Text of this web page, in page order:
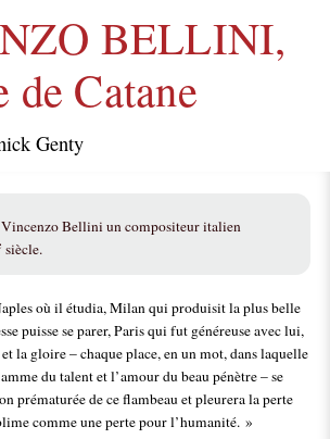
BELLINI,
de Catane
Genty
Bellini un compositeur italien
siècle.
où il étudia, Milan qui produisit la plus belle
puisse se parer, Paris qui fut généreuse avec lui,
la gloire – chaque place, en un mot, dans laquelle
du talent et l’amour du beau pénètre – se
prématurée de ce flambeau et pleurera la perte
comme une perte pour l’humanité. »